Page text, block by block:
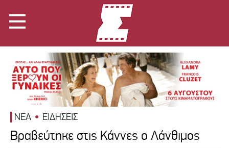
ΝΕΑ ΕΙΔΗΣΕΙΣ
Βραβεύτηκε στις Κάννες ο Λάνθιμος